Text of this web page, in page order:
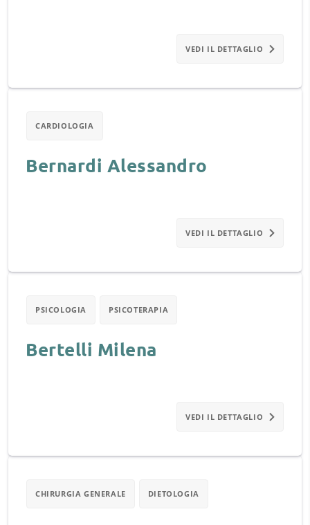
VEDI IL DETTAGLIO
CARDIOLOGIA
Bernardi Alessandro
VEDI IL DETTAGLIO
PSICOLOGIA PSICOTERAPIA
Bertelli Milena
VEDI IL DETTAGLIO
CHIRURGIA GENERALE DIETOLOGIA